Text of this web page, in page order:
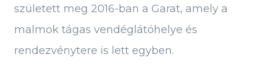
született meg 2016-ban a Garat, amely a
malmok tágas vendéglátóhelye és
rendezvénytere is lett egyben.